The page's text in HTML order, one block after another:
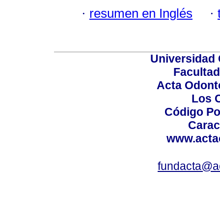
· resumen en Inglés ·
Universidad
Acta
Los
Código